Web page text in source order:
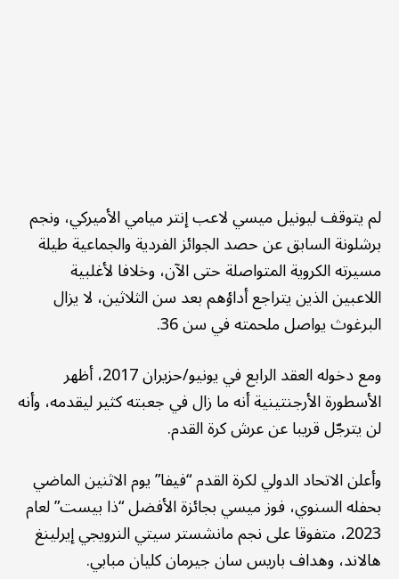
لم يتوقف ليونيل ميسي لاعب إنتر ميامي الأميركي، ونجم
برشلونة السابق عن حصد الجوائز الفردية والجماعية طيلة
مسيرته الكروية المتواصلة حتى الآن، وخلافا لأغلبية
اللاعبين الذين يتراجع أداؤهم بعد سن الثلاثين، لا يزال
البرغوث يواصل ملحمته في سن 36.
ومع دخوله العقد الرابع في يونيو/حزيران 2017، أظهر
الأسطورة الأرجنتينية أنه ما زال في جعبته كثير ليقدمه، وأنه
لن يترجّل قريبا عن عرش كرة القدم.
وأعلن الاتحاد الدولي لكرة القدم “فيفا” يوم الاثنين الماضي
بحفله السنوي، فوز ميسي بجائزة الأفضل “ذا بيست” لعام
2023، متفوقا على نجم مانشستر سيتي النرويجي إيرلينغ
هالاند، وهداف باريس سان جيرمان كليان مبابي.